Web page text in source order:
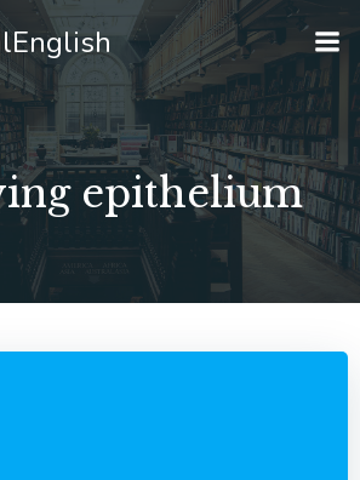
Перейти
к
содержимому
epithelium